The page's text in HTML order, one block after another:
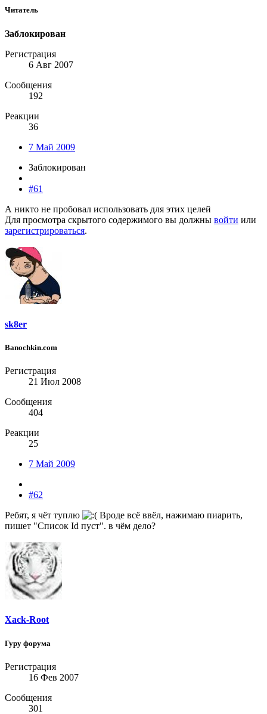
Читатель
Заблокирован
Регистрация
6 Авг 2007
Сообщения
192
Реакции
36
7 Май 2009
Заблокирован
#61
А никто не пробовал использовать для этих целей
Для просмотра скрытого содержимого вы должны войти или
зарегистрироваться.
sk8er
Banochkin.com
Регистрация
21 Июл 2008
Сообщения
404
Реакции
25
7 Май 2009
#62
Ребят, я чёт туплю
Вроде всё ввёл, нажимаю пиарить,
пишет "Список Id пуст". в чём дело?
Xack-Root
Гуру форума
Регистрация
16 Фев 2007
Сообщения
301